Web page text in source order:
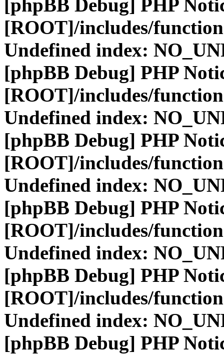
[phpBB Debug] PHP
[ROOT]/includes/
Undefined index:
[phpBB Debug] PHP
[ROOT]/includes/
Undefined index:
[phpBB Debug] PHP
[ROOT]/includes/
Undefined index:
[phpBB Debug] PHP
[ROOT]/includes/
Undefined index:
[phpBB Debug] PHP
[ROOT]/includes/
Undefined index:
[phpBB Debug] PHP